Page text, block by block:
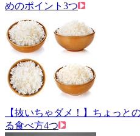
めのポイント3つ
【抜いちゃダメ！】ちょっと
る食べ方4つ